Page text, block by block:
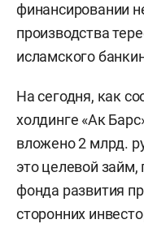
финансировании
производства
исламского
На сегодня, как
холдинге «Ак
вложено 2 млрд.
это целевой
фонда развития
сторонних